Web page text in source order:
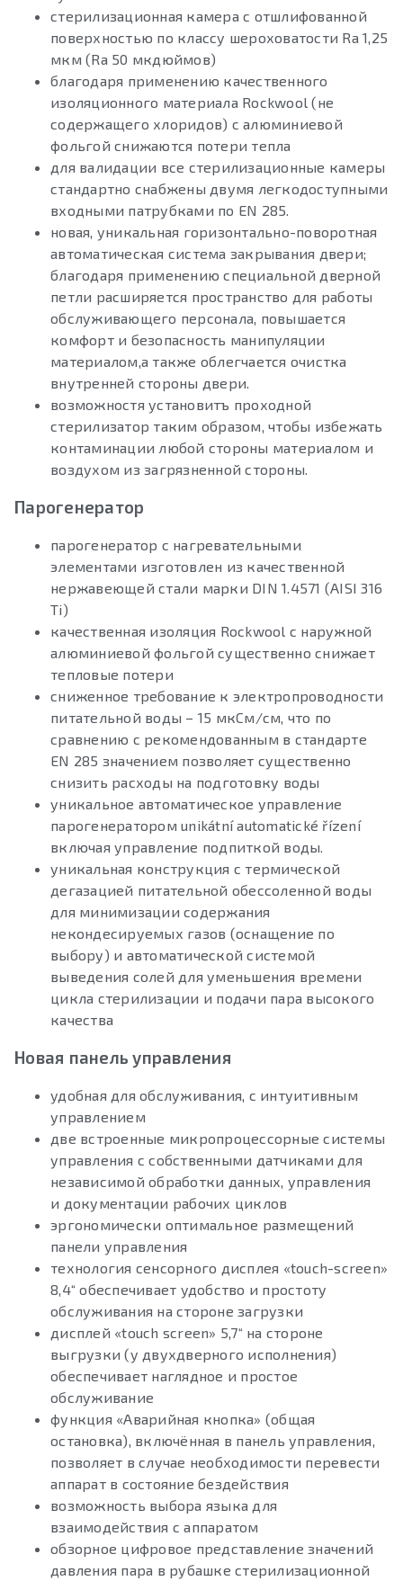
стерилизационная камера с отшлифованной
поверхностью по классу шероховатости Ra 1,25
мкм (Ra 50 мкдюймов)
благодаря применению качественного
изоляционного материала Rockwool (не
содержащего хлоридов) с алюминиевой
фольгой снижаются потери тепла
для валидации все стерилизационные камеры
стандартно снабжены двумя легкодоступными
входными патрубками по EN 285.
новая, уникальная горизонтально-поворотная
автоматическая система закрывания двери;
благодаря применению специальной дверной
петли расширяется пространство для работы
обслуживающего персонала, повышается
комфорт и безопасность манипуляции
материалом,а также облегчается очистка
внутренней стороны двери.
возможностя установитъ проходной
стерилизатор таким образом, чтобы избежать
контаминации любой стороны материалом и
воздухом из загрязненной стороны.
Парогенератор
парогенератор с нагревательными
элементами изготовлен из качественной
нержавеющей стали марки DIN 1.4571 (AISI 316
Ti)
качественная изоляция Rockwool с наружной
алюминиевой фольгой существенно снижает
тепловые потери
сниженное требование к электропроводности
питательной воды – 15 мкСм/см, что по
сравнению с рекомендованным в стандарте
EN 285 значением позволяет существенно
снизить расходы на подготовку воды
уникальное автоматическое управление
парогенератором unikátní automatické řízení
включая управление подпиткой воды.
уникальная конструкция с термической
дегазацией питательной обессоленной воды
для минимизации содержания
некондесируемых газов (оснащение по
выбору) и автоматической системой
выведения солей для уменьшения времени
цикла стерилизации и подачи пара высокого
качества
Новая панель управления
удобная для обслуживания, с интуитивным
управлением
две встроенные микропроцессорные системы
управления с собственными датчиками для
независимой обработки данных, управления
и документации рабочих циклов
эргономически оптимальное размещений
панели управления
технология сенсорного дисплея «touch-screen»
8,4“ обеспечивает удобство и простоту
обслуживания на стороне загрузки
дисплей «touch screen» 5,7“ на стороне
выгрузки (у двухдверного исполнения)
обеспечивает наглядное и простое
обслуживание
функция «Аварийная кнопка» (общая
остановка), включённая в панель управления,
позволяет в случае необходимости перевести
аппарат в состояние бездействия
возможность выбора языка для
взаимодействия с аппаратом
обзорное цифровое представление значений
давления пара в рубашке стерилизационной